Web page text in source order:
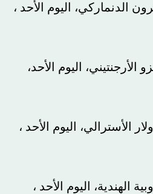
الدنماركي، اليوم الأحد ،
الأرجنتيني، اليوم الأحد،
الأسترالي، اليوم الأحد ،
الهندية، اليوم الأحد ،